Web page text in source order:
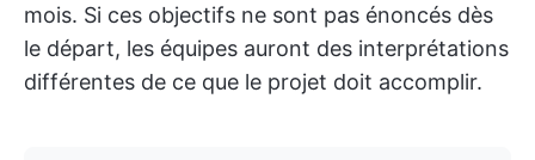
mois. Si ces objectifs ne sont pas énoncés dès
le départ, les équipes auront des interprétations
différentes de ce que le projet doit accomplir.